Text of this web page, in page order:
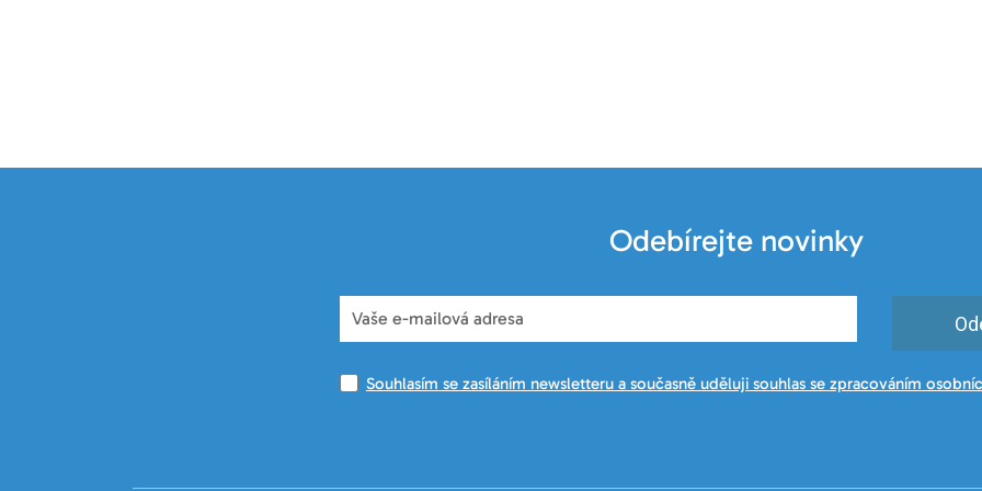
Odebírejte novinky
Souhlasím se zasíláním newsletteru a současně uděluji souhlas se zpracováním